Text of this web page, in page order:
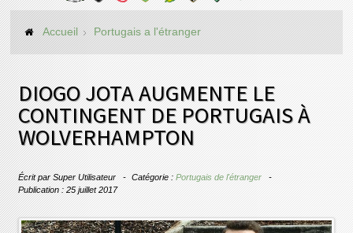
Accueil Portugais a l'étranger
DIOGO JOTA AUGMENTE LE
CONTINGENT DE PORTUGAIS À
WOLVERHAMPTON
Écrit parSuper Utilisateur Catégorie :Portugais de l'étranger
Publication : 25 juillet 2017